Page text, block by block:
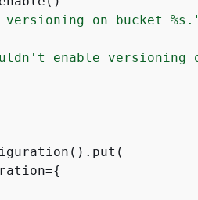
versioning on bucket
enable versioning
{